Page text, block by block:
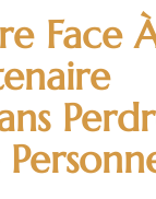
Face